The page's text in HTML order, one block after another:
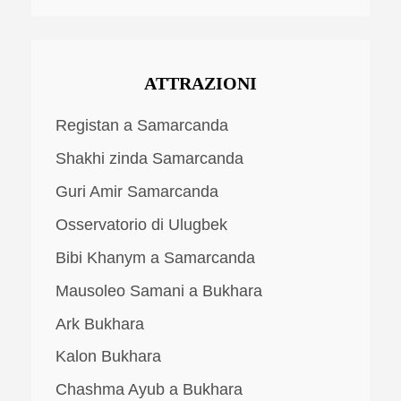
ATTRAZIONI
Registan a Samarcanda
Shakhi zinda Samarcanda
Guri Amir Samarcanda
Osservatorio di Ulugbek
Bibi Khanym a Samarcanda
Mausoleo Samani a Bukhara
Ark Bukhara
Kalon Bukhara
Chashma Ayub a Bukhara